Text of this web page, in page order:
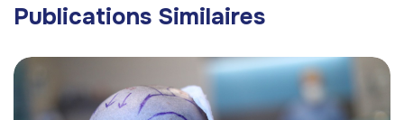
Publications Similaires